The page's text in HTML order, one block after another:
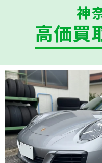
神
高価買